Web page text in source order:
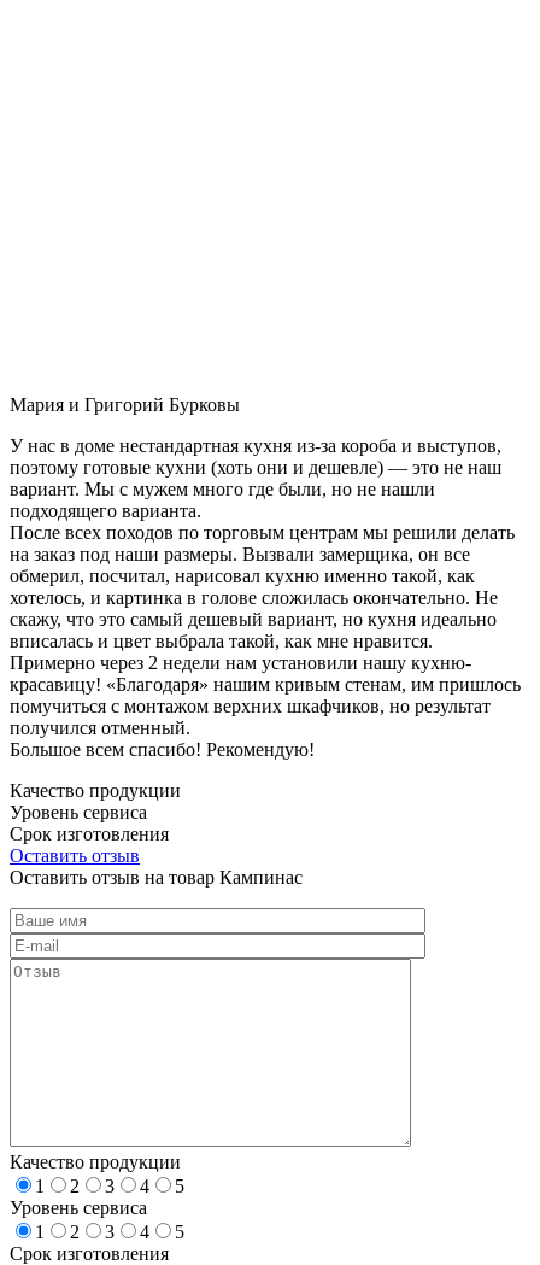
Мария и Григорий Бурковы
У нас в доме нестандартная кухня из-за короба и выступов,
поэтому готовые кухни (хоть они и дешевле) — это не наш
вариант. Мы с мужем много где были, но не нашли
подходящего варианта.
После всех походов по торговым центрам мы решили делать
на заказ под наши размеры. Вызвали замерщика, он все
обмерил, посчитал, нарисовал кухню именно такой, как
хотелось, и картинка в голове сложилась окончательно. Не
скажу, что это самый дешевый вариант, но кухня идеально
вписалась и цвет выбрала такой, как мне нравится.
Примерно через 2 недели нам установили нашу кухню-
красавицу! «Благодаря» нашим кривым стенам, им пришлось
помучиться с монтажом верхних шкафчиков, но результат
получился отменный.
Большое всем спасибо! Рекомендую!
Качество продукции
Уровень сервиса
Срок изготовления
Оставить отзыв
Оставить отзыв на товар Кампинас
Качество продукции
1
2 3 4
5
Уровень сервиса
1
2 3 4
5
Срок изготовления